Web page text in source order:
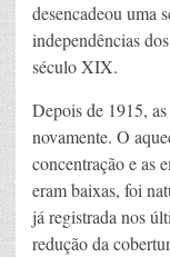
desencadeou uma
independências
século XIX.
Depois de 1915,
novamente. O
concentração e as
eram baixas, foi
já registrada nos
redução da